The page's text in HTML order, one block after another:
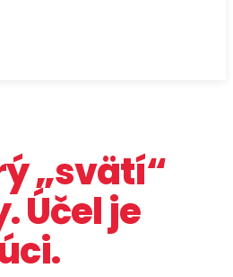
„svätí“
Účel je